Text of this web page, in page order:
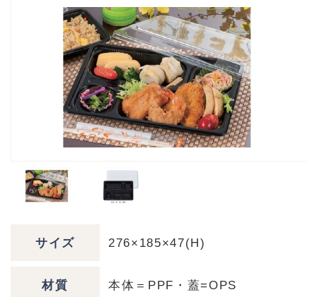
サイズ 276×185×47(H)
材質 本体＝PPF・蓋=OPS